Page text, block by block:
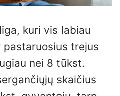
kuri vis labiau
trejus
nei 8 tūkst.
skaičius